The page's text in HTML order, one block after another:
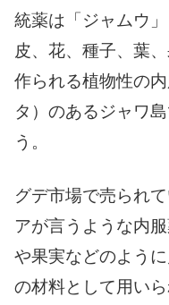
統薬は「ジャムウ
皮、花、種子、葉
作られる植物性の
タ）のあるジャワ
う。
グデ市場で売られ
アが言うような内
や果実などのよう
の材料として用い